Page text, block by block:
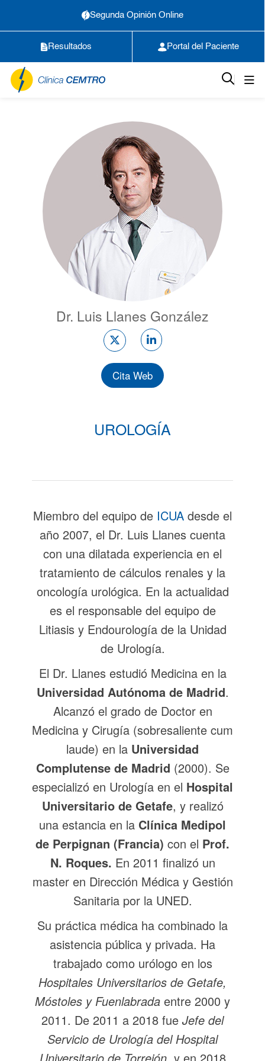
Segunda Opinión Online
Resultados Portal del Paciente
Dr. Luis Llanes González
Cita Web
UROLOGÍA
Miembro del equipo de ICUA desde el
año 2007, el Dr. Luis Llanes cuenta
con una dilatada experiencia en el
tratamiento de cálculos renales y la
oncología urológica. En la actualidad
es el responsable del equipo de
Litiasis y Endourología de la Unidad
de Urología.
El Dr. Llanes estudió Medicina en la
Universidad Autónoma de Madrid.
Alcanzó el grado de Doctor en
Medicina y Cirugía (sobresaliente cum
laude) en la Universidad
Complutense de Madrid (2000). Se
especializó en Urología en el Hospital
Universitario de Getafe, y realizó
una estancia en la Clínica Medipol
de Perpignan (Francia) con el Prof.
N. Roques. En 2011 finalizó un
master en Dirección Médica y Gestión
Sanitaria por la UNED.
Su práctica médica ha combinado la
asistencia pública y privada. Ha
trabajado como urólogo en los
Hospitales Universitarios de Getafe,
Móstoles y Fuenlabrada entre 2000 y
2011. De 2011 a 2018 fue Jefe del
Servicio de Urología del Hospital